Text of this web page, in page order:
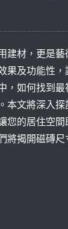
建材，更是
果及功能性
如何找到
文將深入
您的居住空
將揭開磁磚